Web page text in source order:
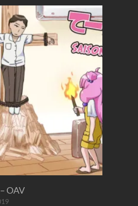
OAV